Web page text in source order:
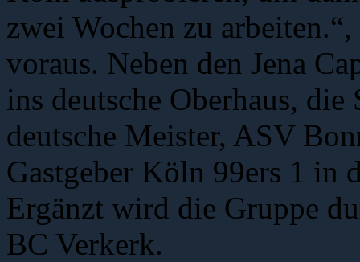
zwei Wochen zu
voraus. Neben den Jena
ins deutsche Oberhaus,
deutsche Meister, ASV
Gastgeber Köln 99ers 1 in
Ergänzt wird die Gruppe
BC Verkerk.